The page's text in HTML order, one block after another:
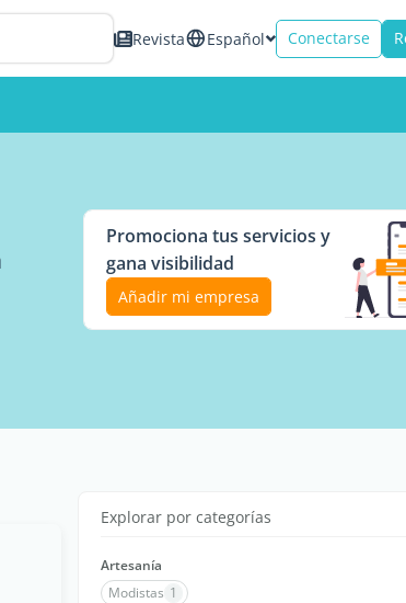
Revista Español Conectarse
Promociona tus servicios y
gana visibilidad
Añadir mi empresa
Explorar por categorías
Artesanía
Modistas 1